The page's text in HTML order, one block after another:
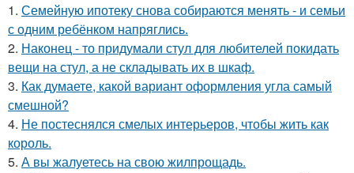
1. Семейную ипотеку снова собираются менять - и семьи
с одним ребёнком напряглись.
2. Наконец - то придумали стул для любителей покидать
вещи на стул, а не складывать их в шкаф.
3. Как думаете, какой вариант оформления угла самый
смешной?
4. Не постеснялся смелых интерьеров, чтобы жить как
король.
5. А вы жалуетесь на свою жилпрощадь.